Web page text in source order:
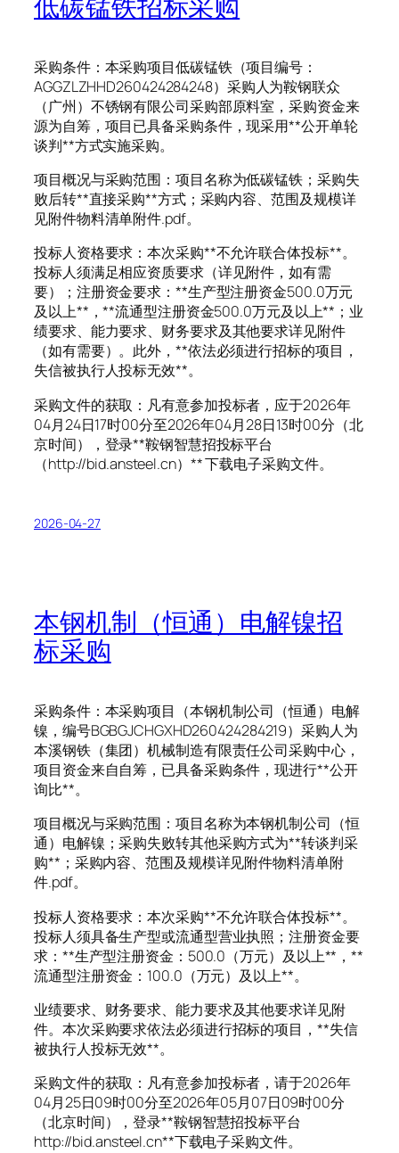
采购条件：本采购项目低碳锰铁（项目编号：
AGGZLZHHD260424284248）采购人为鞍钢联众
（广州）不锈钢有限公司采购部原料室，采购资金来
源为自筹，项目已具备采购条件，现采用**公开单轮
谈判**方式实施采购。
项目概况与采购范围：项目名称为低碳锰铁；采购失
败后转**直接采购**方式；采购内容、范围及规模详
见附件物料清单附件.pdf。
投标人资格要求：本次采购**不允许联合体投标**。
投标人须满足相应资质要求（详见附件，如有需
要）；注册资金要求：**生产型注册资金500.0万元
及以上**，**流通型注册资金500.0万元及以上**；业
绩要求、能力要求、财务要求及其他要求详见附件
（如有需要）。此外，**依法必须进行招标的项目，
失信被执行人投标无效**。
采购文件的获取：凡有意参加投标者，应于2026年
04月24日17时00分至2026年04月28日13时00分（北
京时间），登录**鞍钢智慧招投标平台
（http://bid.ansteel.cn）** 下载电子采购文件。
2026-04-27
本钢机制（恒通）电解镍招
标采购
采购条件：本采购项目（本钢机制公司（恒通）电解
镍，编号BGBGJCHGXHD260424284219）采购人为
本溪钢铁（集团）机械制造有限责任公司采购中心，
项目资金来自自筹，已具备采购条件，现进行**公开
询比**。
项目概况与采购范围：项目名称为本钢机制公司（恒
通）电解镍；采购失败转其他采购方式为**转谈判采
购**；采购内容、范围及规模详见附件物料清单附
件.pdf。
投标人资格要求：本次采购**不允许联合体投标**。
投标人须具备生产型或流通型营业执照；注册资金要
求：**生产型注册资金：500.0（万元）及以上**，**
流通型注册资金：100.0（万元）及以上**。
业绩要求、财务要求、能力要求及其他要求详见附
件。本次采购要求依法必须进行招标的项目，**失信
被执行人投标无效**。
采购文件的获取：凡有意参加投标者，请于2026年
04月25日09时00分至2026年05月07日09时00分
（北京时间），登录**鞍钢智慧招投标平台
http://bid.ansteel.cn**下载电子采购文件。